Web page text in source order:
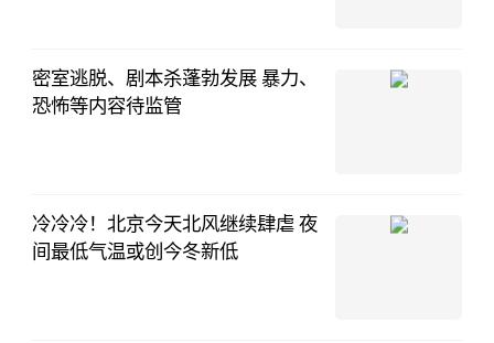
密室逃脱、剧本杀蓬勃发展 暴力、
恐怖等内容待监管
冷冷冷！北京今天北风继续肆虐 夜
间最低气温或创今冬新低